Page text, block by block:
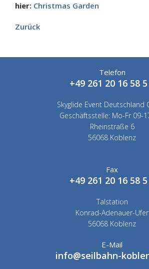
hier: Christmas Garden
Zurück
Telefon
+49 261 20 16 58
Skyglide Event Deutschland
Geschäftsstelle: Mo-Fr 09-
Rheinstraße 6
56068 Koblenz
Fax
+49 261 20 16 58 5
Talstation
Konrad-Adenauer-Ufer
56068 Koblenz
E-Mail
info@seilbahn-